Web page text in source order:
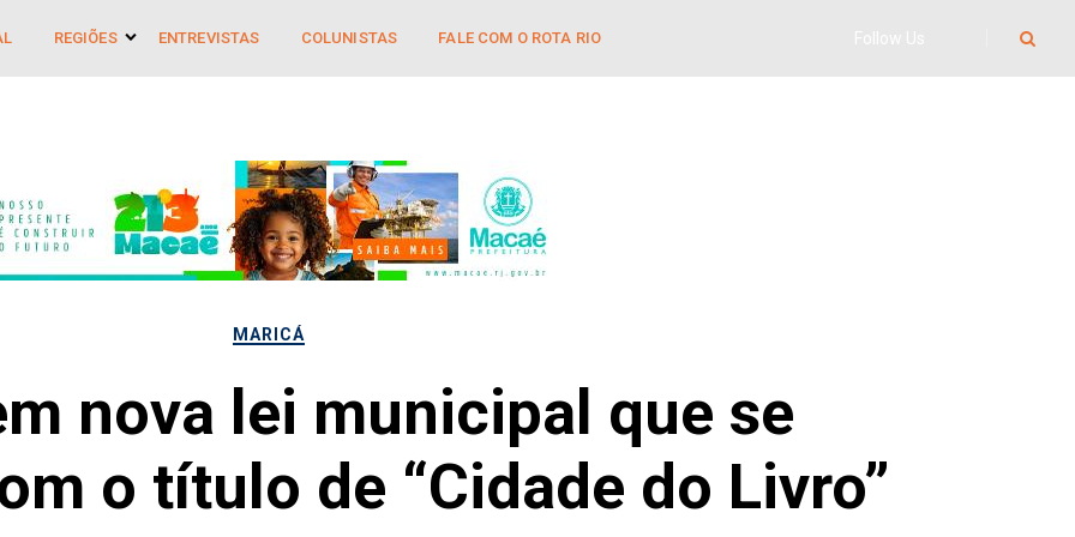
REGIÕES ENTREVISTAS COLUNISTAS FALE COM O ROTA RIO
MARICÁ
nova lei municipal que se
o título de “Cidade do Livro”